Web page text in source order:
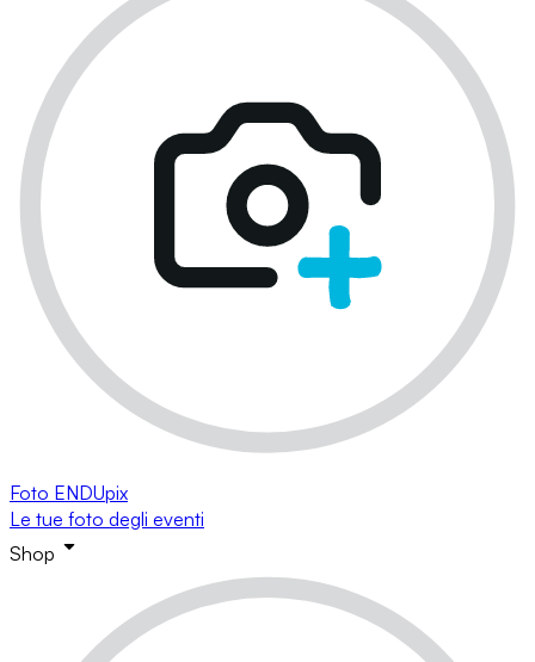
Foto ENDUpix
Le tue foto degli eventi
Shop